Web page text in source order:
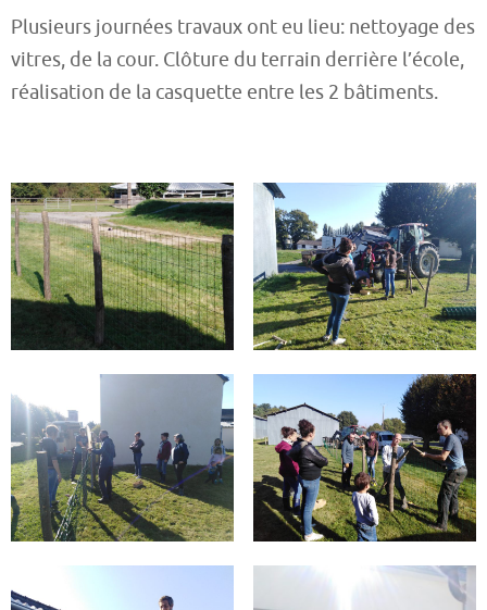
Plusieurs journées travaux ont eu lieu: nettoyage des
vitres, de la cour. Clôture du terrain derrière l’école,
réalisation de la casquette entre les 2 bâtiments.